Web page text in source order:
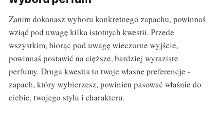
Zanim dokonasz wyboru konkretnego zapachu, powinnaś
wziąć pod uwagę kilka istotnych kwestii. Przede
wszystkim, biorąc pod uwagę wieczorne wyjście,
powinnaś postawić na cięższe, bardziej wyraziste
perfumy. Druga kwestia to twoje własne preferencje -
zapach, który wybierzesz, powinien pasować właśnie do
ciebie, twojego stylu i charakteru.